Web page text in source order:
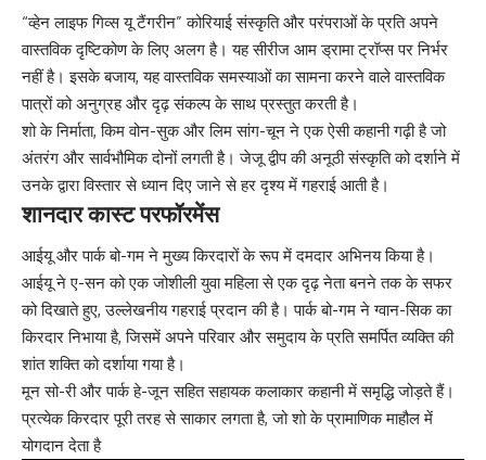
“व्हेन लाइफ गिव्स यू टैंगरीन” कोरियाई संस्कृति और परंपराओं के प्रति अपने
वास्तविक दृष्टिकोण के लिए अलग है। यह सीरीज आम ड्रामा ट्रॉप्स पर निर्भर
नहीं है। इसके बजाय, यह वास्तविक समस्याओं का सामना करने वाले वास्तविक
पात्रों को अनुग्रह और दृढ़ संकल्प के साथ प्रस्तुत करती है।
शो के निर्माता, किम वोन-सुक और लिम सांग-चून ने एक ऐसी कहानी गढ़ी है जो
अंतरंग और सार्वभौमिक दोनों लगती है। जेजू द्वीप की अनूठी संस्कृति को दर्शाने में
उनके द्वारा विस्तार से ध्यान दिए जाने से हर दृश्य में गहराई आती है।
शानदार कास्ट परफॉरमेंस
आईयू और पार्क बो-गम ने मुख्य किरदारों के रूप में दमदार अभिनय किया है।
आईयू ने ए-सन को एक जोशीली युवा महिला से एक दृढ़ नेता बनने तक के सफर
को दिखाते हुए, उल्लेखनीय गहराई प्रदान की है। पार्क बो-गम ने ग्वान-सिक का
किरदार निभाया है, जिसमें अपने परिवार और समुदाय के प्रति समर्पित व्यक्ति की
शांत शक्ति को दर्शाया गया है।
मून सो-री और पार्क हे-जून सहित सहायक कलाकार कहानी में समृद्धि जोड़ते हैं।
प्रत्येक किरदार पूरी तरह से साकार लगता है, जो शो के प्रामाणिक माहौल में
योगदान देता है